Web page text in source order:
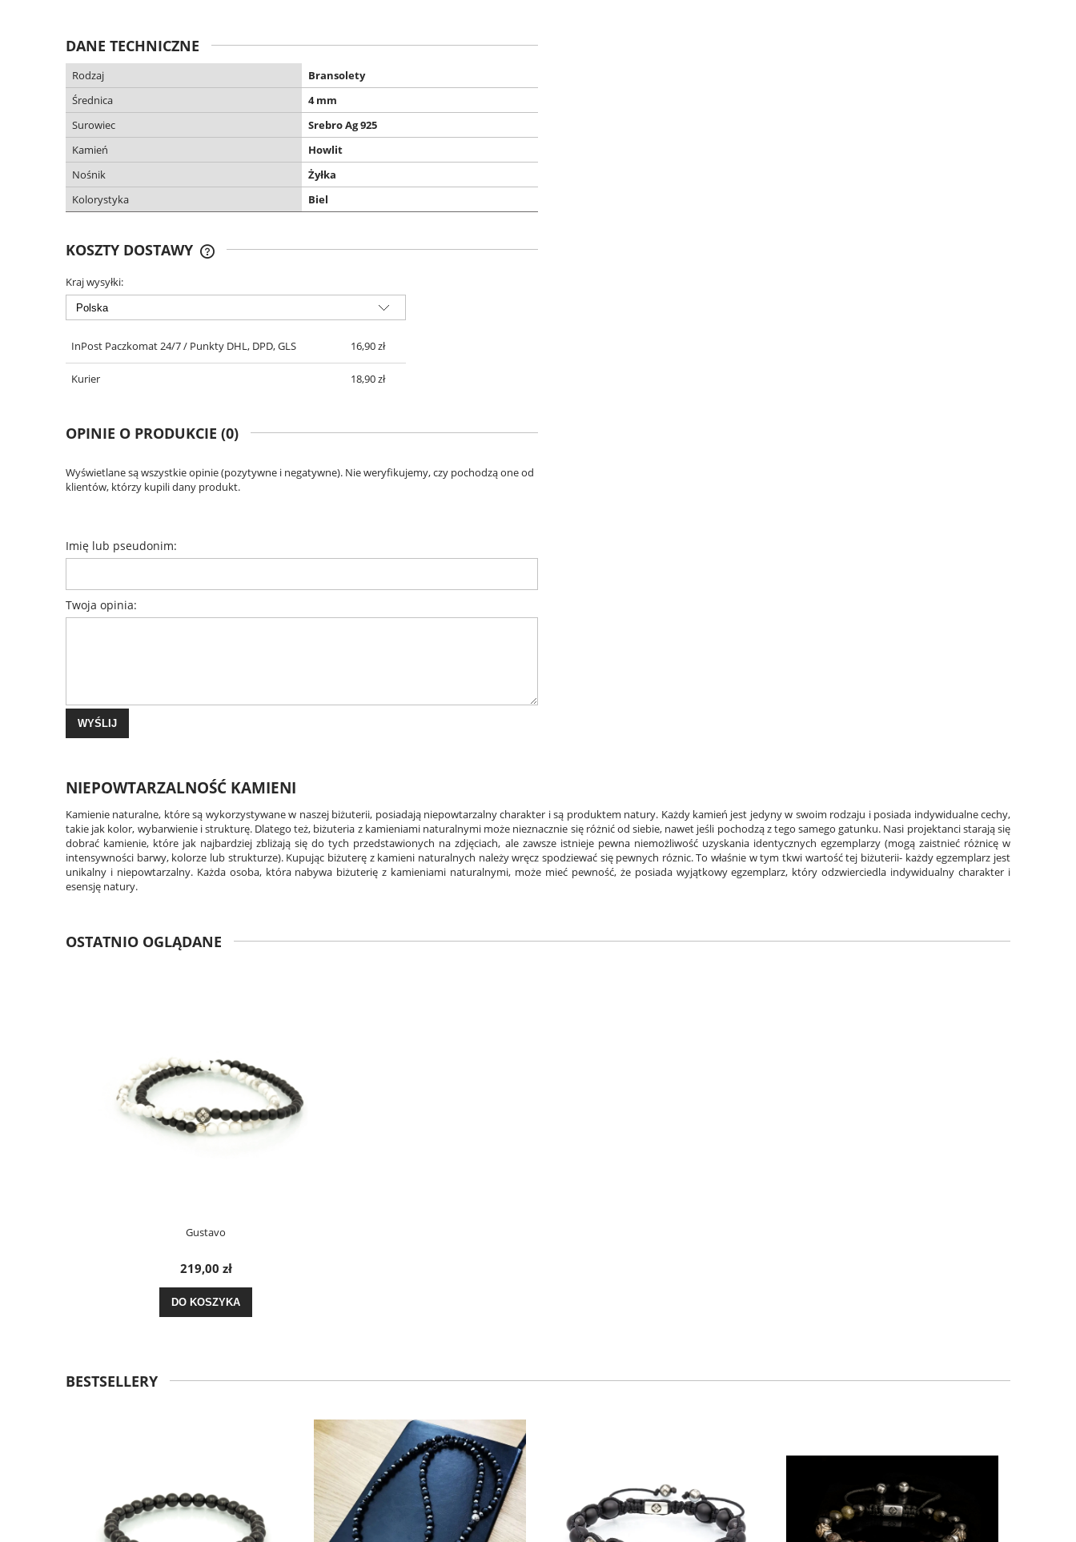
DANE TECHNICZNE
Rodzaj
Bransolety
Średnica
4 mm
Surowiec
Srebro Ag 925
Kamień
Howlit
Nośnik
Żyłka
Kolorystyka
Biel
KOSZTY DOSTAWY
DARMOWA DOSTAWA OD 299 ZŁ
Kraj wysyłki:
InPost Paczkomat 24/7 / Punkty DHL, DPD, GLS 16,90 zł
Kurier 18,90 zł
OPINIE O PRODUKCIE (0)
Wyświetlane są wszystkie opinie (pozytywne i negatywne). Nie weryfikujemy, czy pochodzą one od
klientów, którzy kupili dany produkt.
Imię lub pseudonim:
Twoja opinia:
WYŚLIJ
NIEPOWTARZALNOŚĆ KAMIENI
Kamienie naturalne, które są wykorzystywane w naszej biżuterii, posiadają niepowtarzalny charakter i są produktem natury. Każdy kamień jest jedyny w swoim rodzaju i posiada indywidualne cechy,
takie jak kolor, wybarwienie i strukturę. Dlatego też, biżuteria z kamieniami naturalnymi może nieznacznie się różnić od siebie, nawet jeśli pochodzą z tego samego gatunku. Nasi projektanci starają się
dobrać kamienie, które jak najbardziej zbliżają się do tych przedstawionych na zdjęciach, ale zawsze istnieje pewna niemożliwość uzyskania identycznych egzemplarzy (mogą zaistnieć różnicę w
intensywności barwy, kolorze lub strukturze). Kupując biżuterę z kamieni naturalnych należy wręcz spodziewać się pewnych róznic. To właśnie w tym tkwi wartość tej biżuterii- każdy egzemplarz jest
unikalny i niepowtarzalny. Każda osoba, która nabywa biżuterię z kamieniami naturalnymi, może mieć pewność, że posiada wyjątkowy egzemplarz, który odzwierciedla indywidualny charakter i
esensję natury.
OSTATNIO OGLĄDANE
Gustavo
219,00 zł
DO KOSZYKA
BESTSELLERY